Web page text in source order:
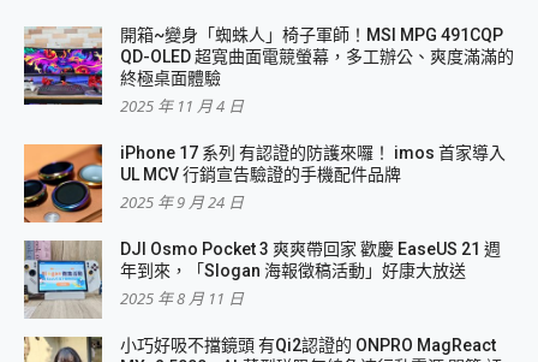
開箱~變身「蜘蛛人」椅子軍師！MSI MPG 491CQP
QD-OLED 超寬曲面電競螢幕，多工辦公、爽度滿滿的
終極桌面體驗
2025 年 11 月 4 日
iPhone 17 系列 有認證的防護來囉！ imos 首家導入
UL MCV 行銷宣告驗證的手機配件品牌
2025 年 9 月 24 日
DJI Osmo Pocket 3 爽爽帶回家 歡慶 EaseUS 21 週
年到來，「Slogan 海報徵稿活動」好康大放送
2025 年 8 月 11 日
小巧好吸不擋鏡頭 有Qi2認證的 ONPRO MagReact